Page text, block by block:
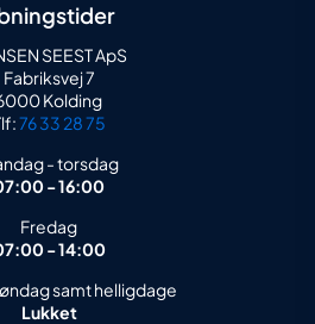
SEEST ApS
Fabriksvej 7
Kolding
76 33 28 75
- torsdag
- 16:00
Fredag
- 14:00
samt helligdage
Lukket